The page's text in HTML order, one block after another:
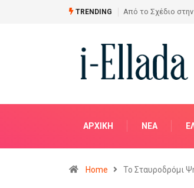
TRENDING
το Σχέδιο στην ΠραγματικότηταΑσφάλεια πάνω
ΑΡΧΙΚΗ NΈΑ
Home Το Σταυροδρόμι